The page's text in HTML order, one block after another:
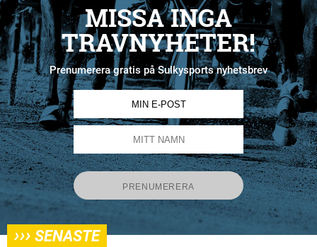
MISSA INGA
TRAVNYHETER!
Prenumerera gratis på Sulkysports nyhetsbrev
››› SENASTE